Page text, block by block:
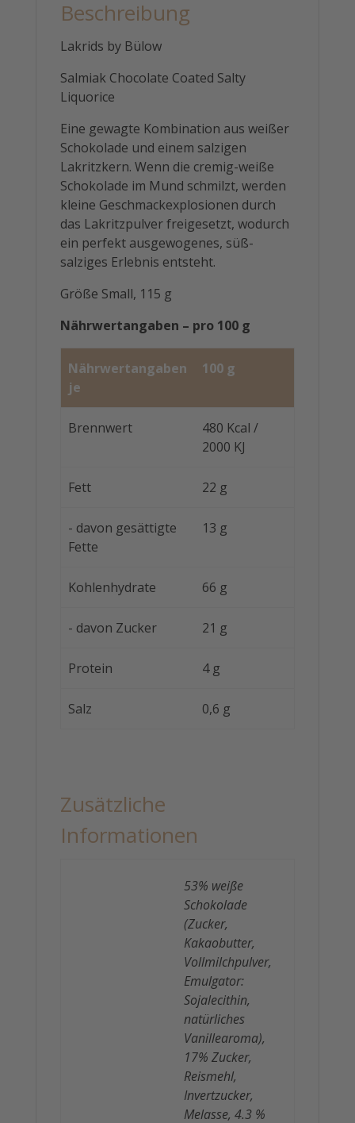
Beschreibung
Lakrids by Bülow
Salmiak Chocolate Coated Salty
Liquorice
Eine gewagte Kombination aus weißer
Schokolade und einem salzigen
Lakritzkern. Wenn die cremig-weiße
Schokolade im Mund schmilzt, werden
kleine Geschmackexplosionen durch
das Lakritzpulver freigesetzt, wodurch
ein perfekt ausgewogenes, süß-
salziges Erlebnis entsteht.
Größe Small, 115 g
Nährwertangaben – pro 100 g
Nährwertangaben
je
100 g
Brennwert
480 Kcal /
2000 KJ
Fett 22 g
- davon gesättigte
Fette
13 g
Kohlenhydrate 66 g
- davon Zucker 21 g
Protein 4 g
Salz 0,6 g
Zusätzliche
Informationen
53% weiße
Schokolade
(Zucker,
Kakaobutter,
Vollmilchpulver,
Emulgator:
Sojalecithin,
natürliches
Vanillearoma),
17% Zucker,
Reismehl,
Invertzucker,
Melasse, 4.3 %